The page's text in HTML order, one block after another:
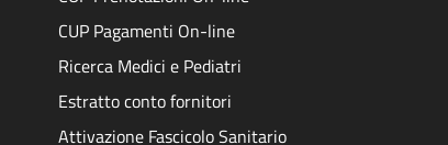
CUP Pagamenti On-line
Ricerca Medici e Pediatri
Estratto conto fornitori
Attivazione Fascicolo Sanitario